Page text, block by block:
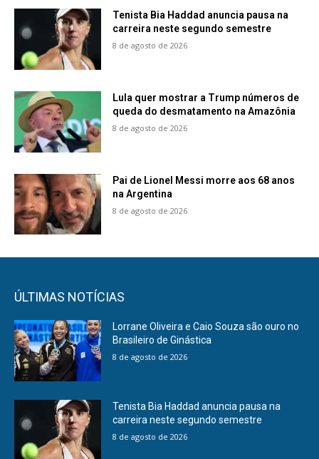
Tenista Bia Haddad anuncia pausa na
carreira neste segundo semestre
8 de agosto de 2026
Lula quer mostrar a Trump números de
queda do desmatamento na Amazônia
8 de agosto de 2026
Pai de Lionel Messi morre aos 68 anos
na Argentina
8 de agosto de 2026
ÚLTIMAS NOTÍCIAS
Lorrane Oliveira e Caio Souza são ouro no
Brasileiro de Ginástica
8 de agosto de 2026
Tenista Bia Haddad anuncia pausa na
carreira neste segundo semestre
8 de agosto de 2026